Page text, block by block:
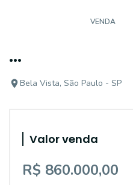
VENDA
...
Bela Vista, São Paulo - SP
Valor venda
R$ 860.000,00